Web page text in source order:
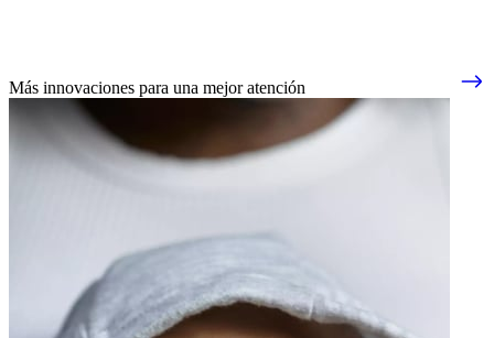
Más innovaciones para una mejor atención